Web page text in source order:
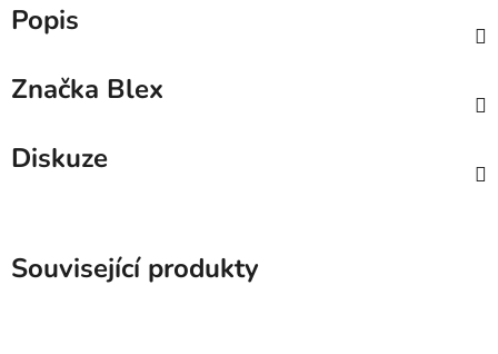
Popis
Značka Blex
Diskuze
Související produkty